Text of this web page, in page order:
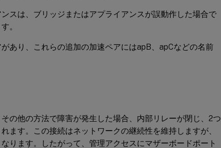
スは、ブリッジまたはアプライアンスが誤動作した場合で
。
あり、これらの追加の加速ペアにはapB、apCなどの名前
の他の方法で障害が発生した場合、内部リレーが閉じ、2つ
ます。この接続はネットワークの継続性を維持しますが、
ります。したがって、管理アクセスにマザーボードポート